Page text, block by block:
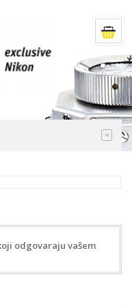
odgovaraju vašem